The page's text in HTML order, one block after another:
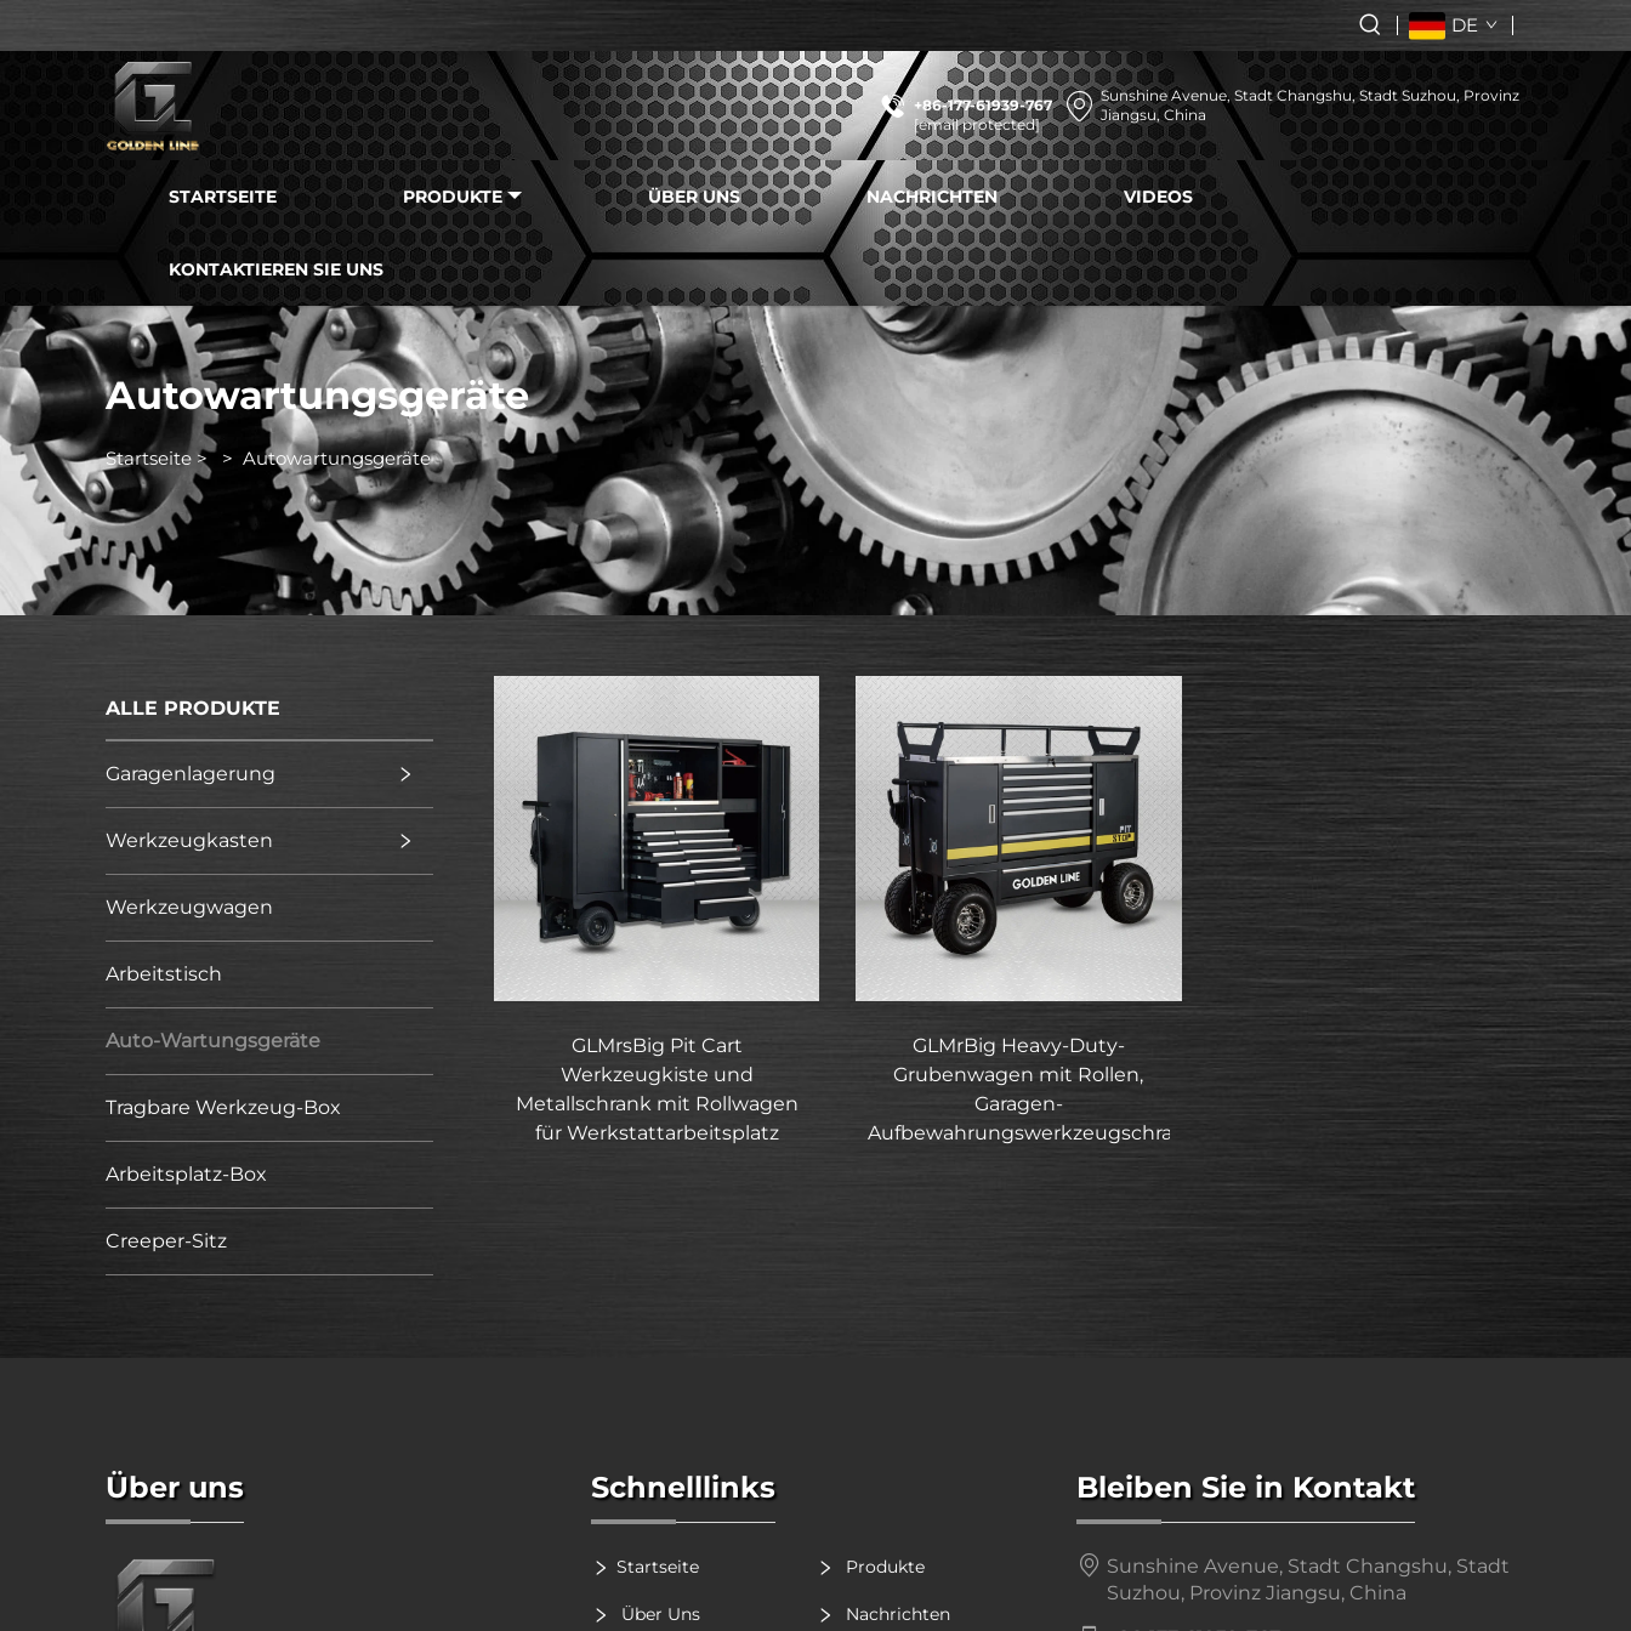
DE
+86-177-61939-767
[email protected]
Sunshine Avenue, Stadt Changshu, Stadt Suzhou, Provinz
Jiangsu, China
STARTSEITE PRODUKTE ÜBER UNS NACHRICHTEN VIDEOS
KONTAKTIEREN SIE UNS
Autowartungsgeräte
Startseite > > Autowartungsgeräte
ALLE PRODUKTE
Garagenlagerung
Werkzeugkasten
Werkzeugwagen
Arbeitstisch
Auto-Wartungsgeräte
Tragbare Werkzeug-Box
Arbeitsplatz-Box
Creeper-Sitz
GLMrsBig Pit Cart
Werkzeugkiste und
Metallschrank mit Rollwagen
für Werkstattarbeitsplatz
GLMrBig Heavy-Duty-
Grubenwagen mit Rollen,
Garagen-
Aufbewahrungswerkzeugschrank
Über uns Schnelllinks
Startseite Produkte
Über Uns Nachrichten
Bleiben Sie in Kontakt
Sunshine Avenue, Stadt Changshu, Stadt
Suzhou, Provinz Jiangsu, China